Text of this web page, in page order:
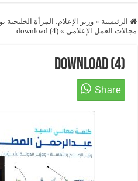
الرئيسية » وزير الإعلام: المرأة
مجالات العمل الإعلامي »
download (4)
download (4)